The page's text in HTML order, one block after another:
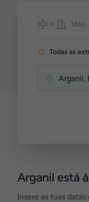
PesquisarVoo
Todas as
Arganil está
Insere as tuas